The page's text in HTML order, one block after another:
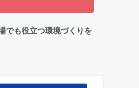
でも役立つ環境づくりを